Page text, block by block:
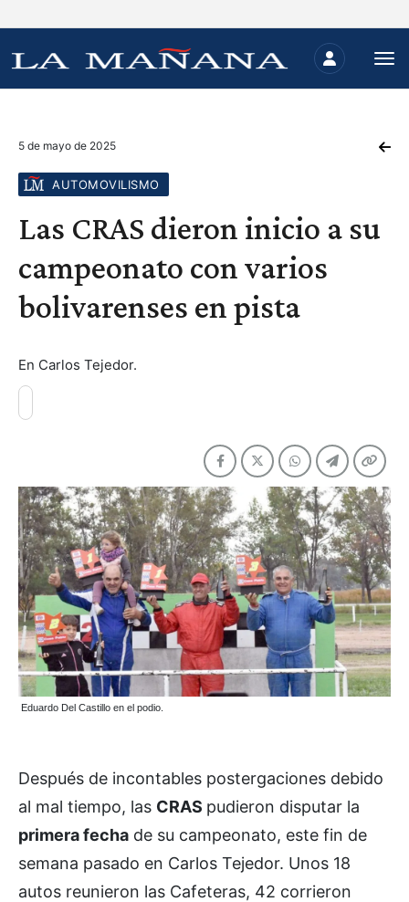
5 de mayo de 2025
AUTOMOVILISMO
Las CRAS dieron inicio a su
campeonato con varios
bolivarenses en pista
En Carlos Tejedor.
Eduardo Del Castillo en el podio.
Después de incontables postergaciones debido
al mal tiempo, las CRAS pudieron disputar la
primera fecha de su campeonato, este fin de
semana pasado en Carlos Tejedor. Unos 18
autos reunieron las Cafeteras, 42 corrieron